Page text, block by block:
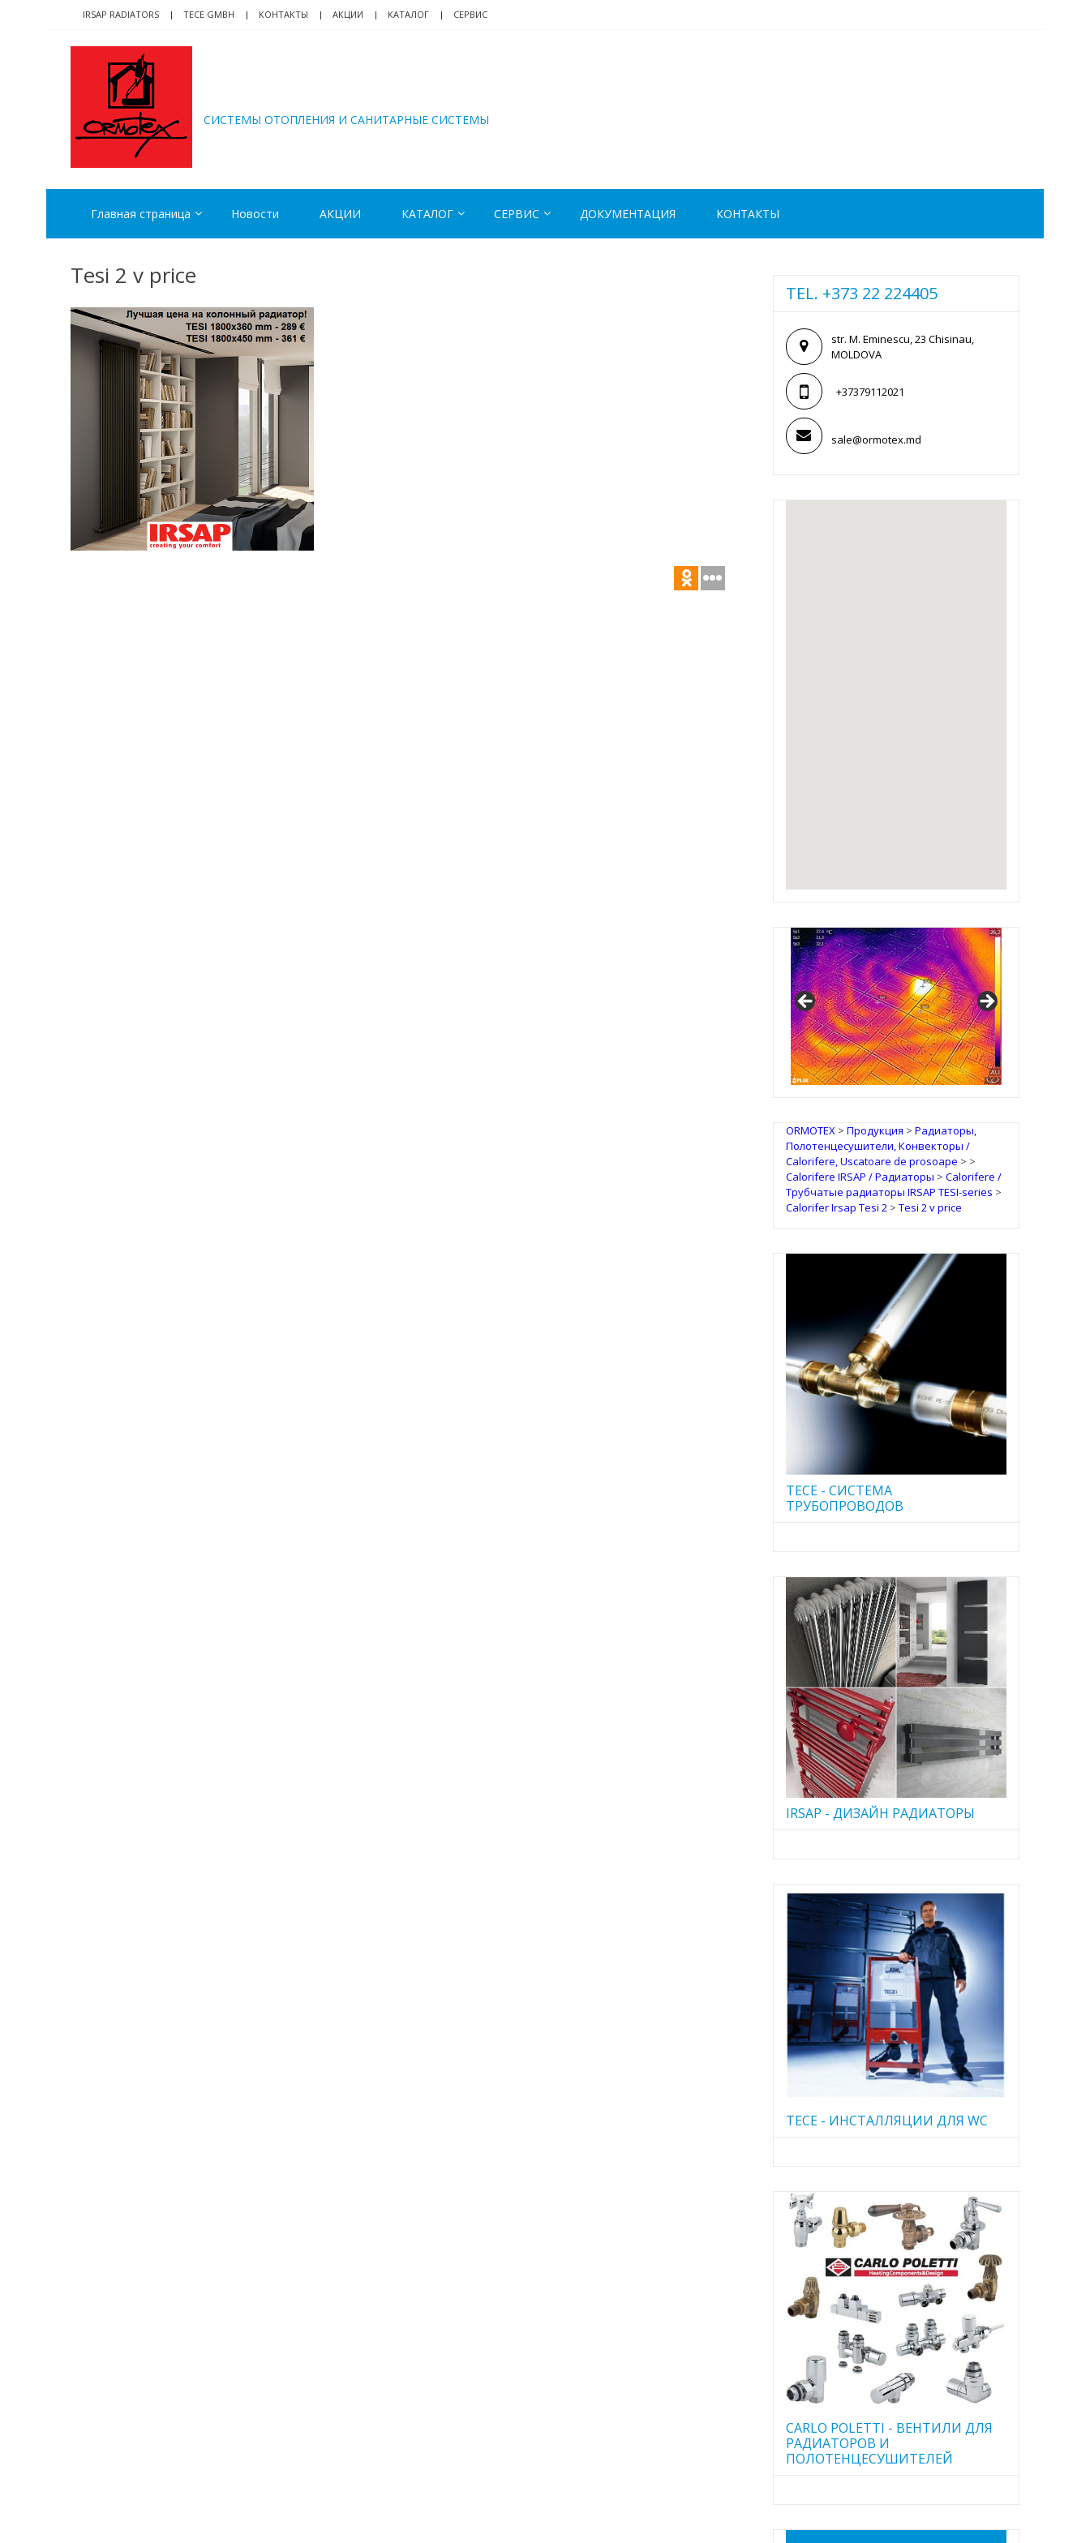
navigation
content
IRSAP RADIATORS TECE GMBH КОНТАКТЫ АКЦИИ КАТАЛОГ СЕРВИС
CИСТЕМЫ ОТОПЛЕНИЯ И САНИТАРНЫЕ СИСТЕМЫ
Главная страница Новости АКЦИИ КАТАЛОГ СЕРВИС ДОКУМЕНТАЦИЯ КОНТАКТЫ
Tesi 2 v price
TEL. +373 22 224405
str. M. Eminescu, 23 Chisinau,
MOLDOVA
+37379112021
sale@ormotex.md
IRSAP Design Radiators
ORMOTEX> Продукция > Радиаторы,
Полотенцесушители, Конвекторы /
Calorifere, Uscatoare de prosoape > >
Calorifere IRSAP / Радиаторы > Calorifere /
Трубчатые радиаторы IRSAP TESI-series >
Calorifer Irsap Tesi 2> Tesi 2 v price
TECE - CИСТЕМА
ТРУБОПРОВОДОВ
IRSAP - ДИЗАЙН РАДИАТОРЫ
TECE - ИНСТАЛЛЯЦИИ ДЛЯ WC
CARLO POLETTI - ВЕНТИЛИ ДЛЯ
РАДИАТОРОВ И
ПОЛОТЕНЦЕСУШИТЕЛЕЙ